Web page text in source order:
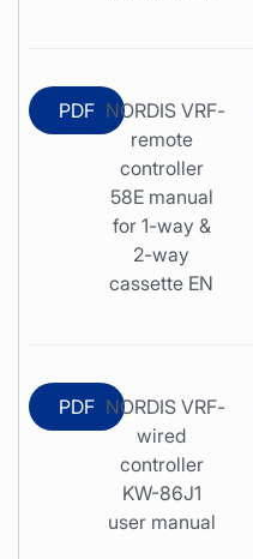
PDF NORDIS VRF
remote
controller
58E manual
for 1-way &
2-way
cassette EN
-
PDF NORDIS VRF
wired
controller
KW-86J1
user manual
-